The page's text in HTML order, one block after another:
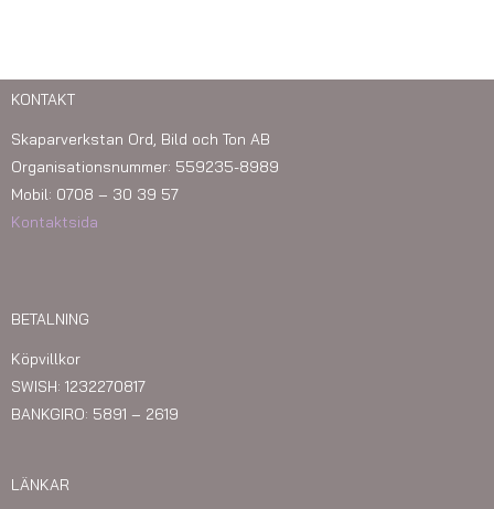
KONTAKT
Skaparverkstan Ord, Bild och Ton AB
Organisationsnummer: 559235-8989
Mobil: 0708 – 30 39 57
Kontaktsida
BETALNING
Köpvillkor
SWISH: 1232270817
BANKGIRO: 5891 – 2619
LÄNKAR